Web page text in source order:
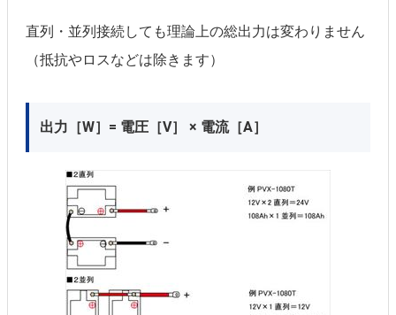
直列・並列接続しても理論上の総出力は変わりません
（抵抗やロスなどは除きます）
出力［W］= 電圧［V］ × 電流［A］